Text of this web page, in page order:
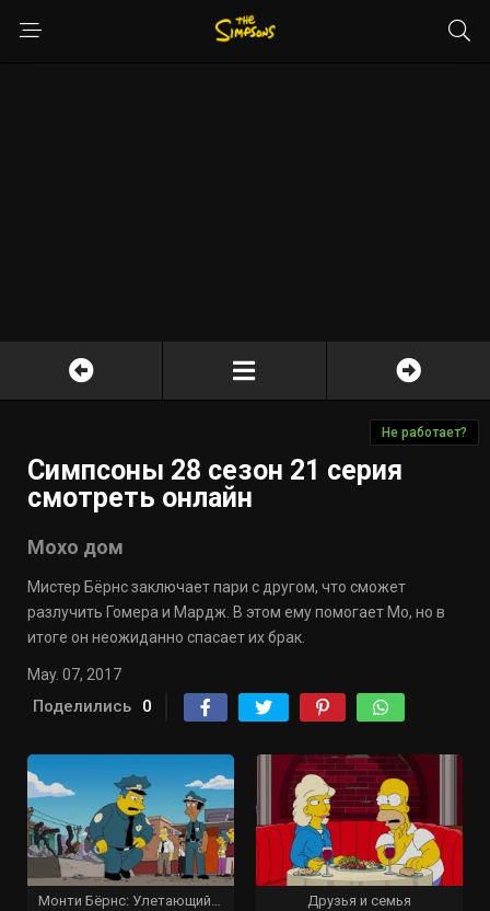
Не работает?
Симпсоны 28 сезон 21 серия
смотреть онлайн
Мохо дом
Мистер Бёрнс заключает пари с другом, что сможет
разлучить Гомера и Мардж. В этом ему помогает Мо, но в
итоге он неожиданно спасает их брак.
May. 07, 2017
Поделились 0
Монти Бёрнс: Улетающий цирк Друзья и семья